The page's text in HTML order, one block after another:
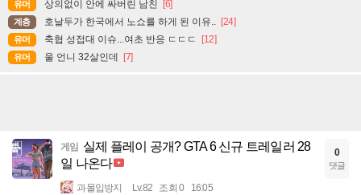
유머 상의없이 안에 싸버린 남친 [6]
계층 호날두가 한국에서 노쇼를 하게 된 이유.. [24]
유머 축협 성접대 이슈...여초 반응 ㄷㄷㄷ [12]
유머 울 언니 32살인데 [7]
게임
실제 플레이 공개? GTA 6 신규 트레일러 28
일 나온다
과몰입방지 Lv.82 조회 0 16:05
0
댓글